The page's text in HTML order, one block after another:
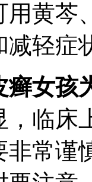
用黄芩
减轻症
癣女孩
，临床
非常谨